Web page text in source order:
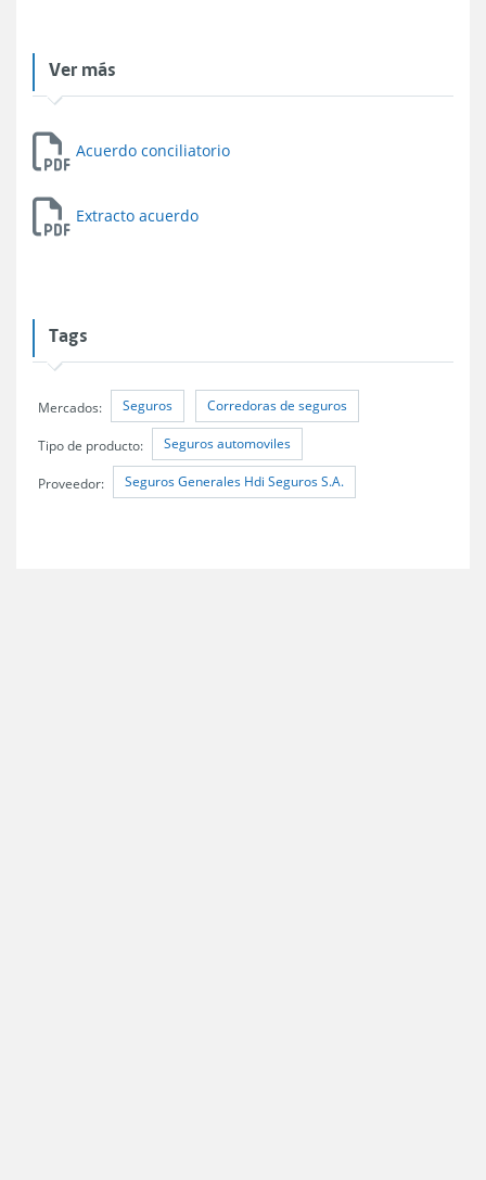
Ver más
Acuerdo conciliatorio
Extracto acuerdo
Tags
Mercados: Seguros Corredoras de seguros
Tipo de producto: Seguros automoviles
Proveedor: Seguros Generales Hdi Seguros S.A.